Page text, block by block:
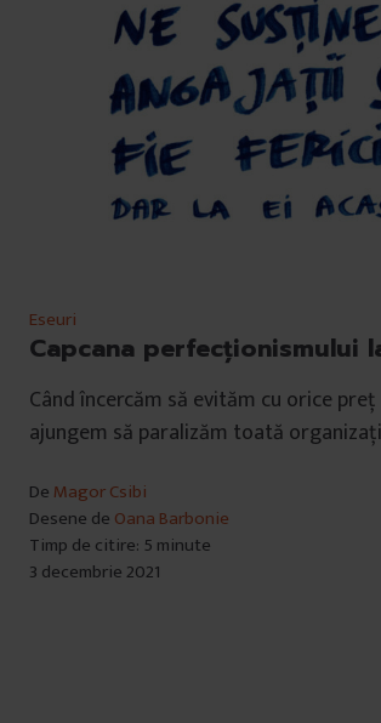
Eseuri
Capcana perfecționismului
Când încercăm să evităm cu orice
ajungem să paralizăm toată
De Magor Csibi
Desene de Oana Barbonie
Timp de citire: 5 minute
3 decembrie 2021